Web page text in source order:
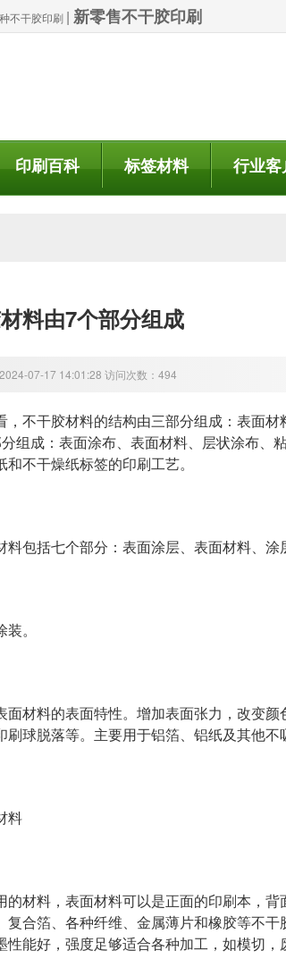
不干胶印刷 | 新零售不干胶印刷
印刷百科 标签材料 行业客
料由7个部分组成
07-17 14:01:28 访问次数：494
，不干胶材料的结构由三部分组成：表面
组成：表面涂布、表面材料、层状涂布、
和不干燥纸标签的印刷工艺。
料包括七个部分：表面涂层、表面材料、
。
面材料的表面特性。增加表面张力，改变
刷球脱落等。主要用于铝箔、铝纸及其他不
料
的材料，表面材料可以是正面的印刷本，
复合箔、各种纤维、金属薄片和橡胶等不
性能好，强度足够适合各种加工，如模切，